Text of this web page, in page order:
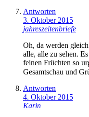
Antworten
3. Oktober 2015
jahreszeitenbriefe
Oh, da werden
alle, alle zu sehen.
feinen Früchten so
Gesamtschau und
Antworten
4. Oktober 2015
Karin